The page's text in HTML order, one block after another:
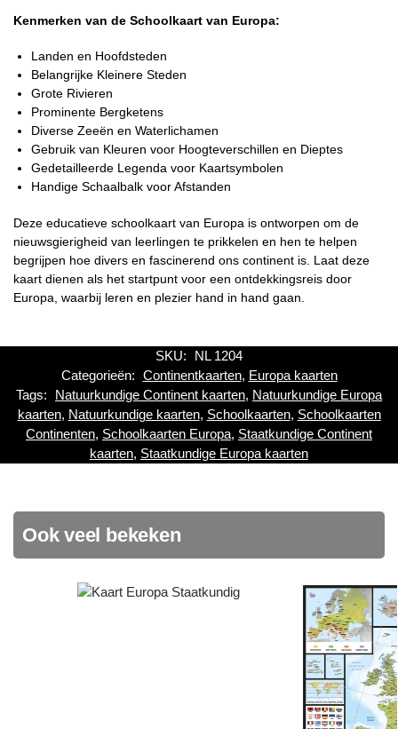
Kenmerken van de Schoolkaart van Europa:
Landen en Hoofdsteden
Belangrijke Kleinere Steden
Grote Rivieren
Prominente Bergketens
Diverse Zeeën en Waterlichamen
Gebruik van Kleuren voor Hoogteverschillen en Dieptes
Gedetailleerde Legenda voor Kaartsymbolen
Handige Schaalbalk voor Afstanden
Deze educatieve schoolkaart van Europa is ontworpen om de
nieuwsgierigheid van leerlingen te prikkelen en hen te helpen
begrijpen hoe divers en fascinerend ons continent is. Laat deze
kaart dienen als het startpunt voor een ontdekkingsreis door
Europa, waarbij leren en plezier hand in hand gaan.
SKU:
NL 1204
Categorieën: Continentkaarten, Europa kaarten
Tags:
Natuurkundige Continent kaarten, Natuurkundige Europa
kaarten, Natuurkundige kaarten, Schoolkaarten, Schoolkaarten
Continenten, Schoolkaarten Europa, Staatkundige Continent
kaarten, Staatkundige Europa kaarten
Ook veel bekeken